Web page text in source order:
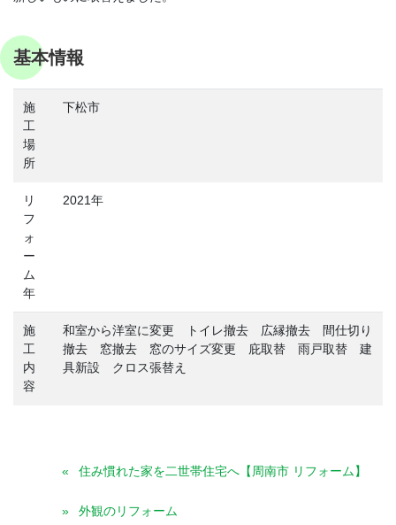
基本情報
施
工
場
所
下松市
リ
フ
ォ
ー
ム
年
2021年
施
工
内
容
和室から洋室に変更 トイレ撤去 広縁撤去 間仕切り
撤去 窓撤去 窓のサイズ変更 庇取替 雨戸取替 建
具新設 クロス張替え
住み慣れた家を二世帯住宅へ【周南市 リフォーム】
外観のリフォーム